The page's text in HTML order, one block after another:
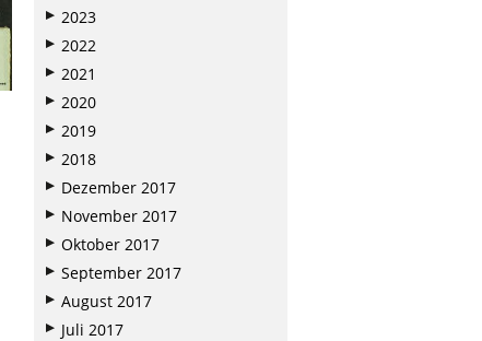
2023
2022
2021
2020
2019
2018
Dezember 2017
November 2017
Oktober 2017
September 2017
August 2017
Juli 2017